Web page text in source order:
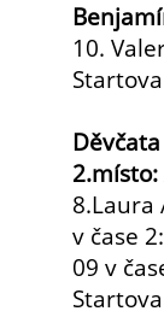
10.
8.Laura
v čase
09 v